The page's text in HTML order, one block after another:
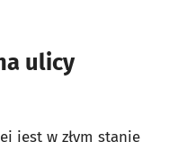
ulicy
jest w złym stanie